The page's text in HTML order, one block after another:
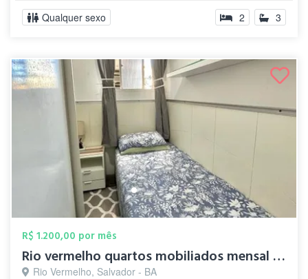
Qualquer sexo 2 3
R$ 1.200,00 por mês
Rio vermelho quartos mobiliados mensal e...
Rio Vermelho, Salvador - BA